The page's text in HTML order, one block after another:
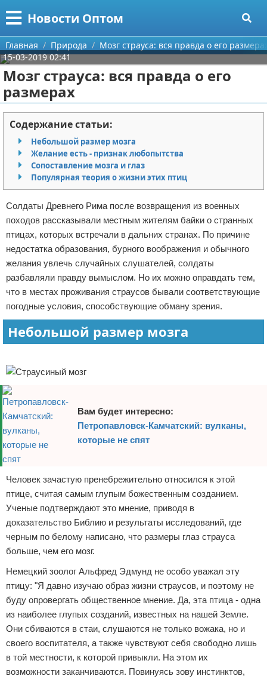
Новости Оптом
Меню
Главная
Категории
Информационные технологии
Автомобили
Знаменитости
Политика
Природа
Философия
Культура
Экономика
Разное
Поиск
О проекте
Контакты
Сотрудничество
Размещение рекламы
Для правообладателей
Условия предоставления информации
Отказ от ответственности
Главная Природа
Мозг страуса: вся правда о его
15-03-2019 02:41
Мозг страуса: вся правда о его
размерах
Содержание статьи:
Небольшой размер мозга
Желание есть - признак любопытства
Сопоставление мозга и глаз
Популярная теория о жизни этих птиц
Солдаты Древнего Рима после возвращения из военных
походов рассказывали местным жителям байки о странных
птицах, которых встречали в дальних странах. По причине
недостатка образования, бурного воображения и обычного
желания увлечь случайных слушателей, солдаты
разбавляли правду вымыслом. Но их можно оправдать тем,
что в местах проживания страусов бывали соответствующие
погодные условия, способствующие обману зрения.
Небольшой размер мозга
Вам будет интересно:
Петропавловск-Камчатский: вулканы,
которые не спят
Человек зачастую пренебрежительно относился к этой
птице, считая самым глупым божественным созданием.
Ученые подтверждают это мнение, приводя в
доказательство Библию и результаты исследований, где
черным по белому написано, что размеры глаз страуса
больше, чем его мозг.
Немецкий зоолог Альфред Эдмунд не особо уважал эту
птицу: "Я давно изучаю образ жизни страусов, и поэтому не
буду опровергать общественное мнение. Да, эта птица - одна
из наиболее глупых созданий, известных на нашей Земле.
Они сбиваются в стаи, слушаются не только вожака, но и
своего воспитателя, а также чувствуют себя свободно лишь
в той местности, к которой привыкли. На этом их
возможности заканчиваются. Повинуясь зову инстинктов,